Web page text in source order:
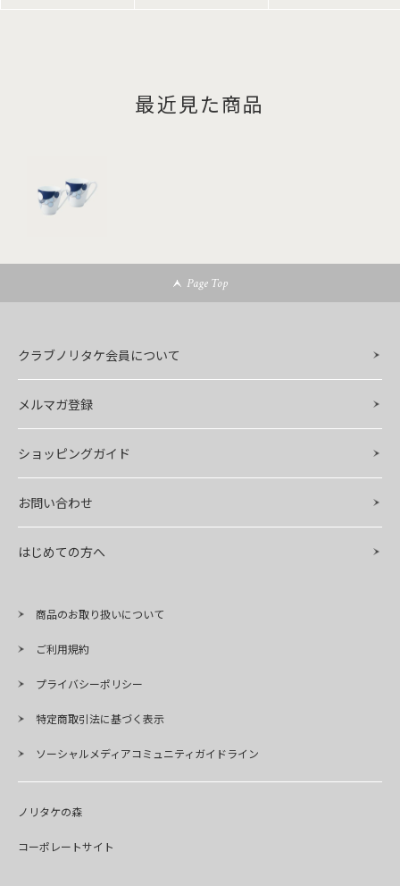
最近見た商品
Page Top
クラブノリタケ会員について
メルマガ登録
ショッピングガイド
お問い合わせ
はじめての方へ
商品のお取り扱いについて
ご利用規約
プライバシーポリシー
特定商取引法に基づく表示
ソーシャルメディアコミュニティガイドライン
ノリタケの森
コーポレートサイト